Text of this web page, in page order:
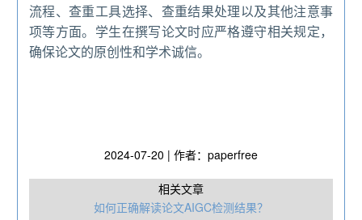
流程、查重工具选择、查重结果处理以及其他注意事
项等方面。学生在撰写论文时应严格遵守相关规定，
确保论文的原创性和学术诚信。
2024-07-20 | 作者：paperfree
相关文章
如何正确解读论文AIGC检测结果？